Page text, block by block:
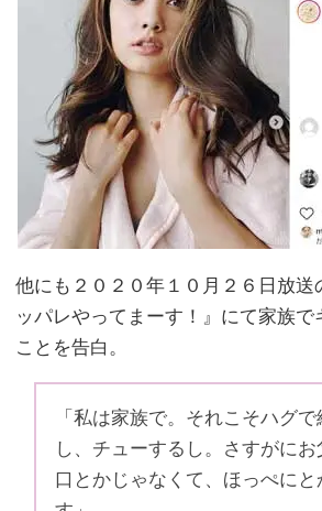
他にも２０２０年１０月２６日放送
ッパレやってまーす！』にて家族で
ことを告白。
「私は家族で。それこそハグ
し、チューするし。さすがにお
口とかじゃなくて、ほっぺにと